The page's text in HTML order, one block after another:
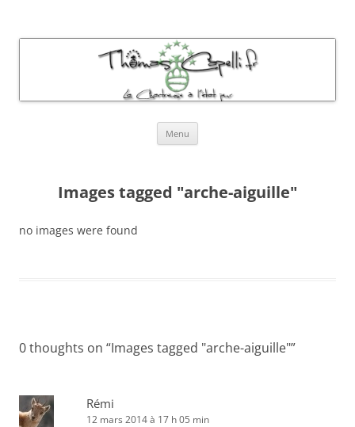
Menu
Images tagged "arche-aiguille"
no images were found
0 thoughts on “Images tagged "arche-aiguille"”
Rémi
12 mars 2014 à 17 h 05 min